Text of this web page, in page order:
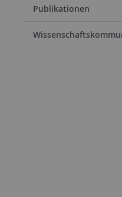
Publikationen